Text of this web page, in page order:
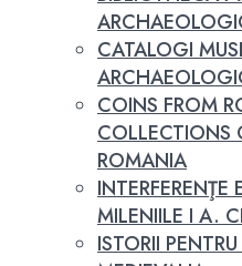
CATALOGI
COINS FROM
COLLECTIONS
ROMANIA
INTERFERENŢE
MILENIILE I A.
ISTORII